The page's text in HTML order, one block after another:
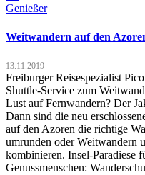
Weitwandern auf den
13.11.2019
Freiburger Reisespezialist
Shuttle-Service zum
Lust auf Fernwandern? Der
Dann sind die neu
auf den Azoren die richtige
umrunden oder Weitwandern
kombinieren. Insel-Paradiese
Genussmenschen: